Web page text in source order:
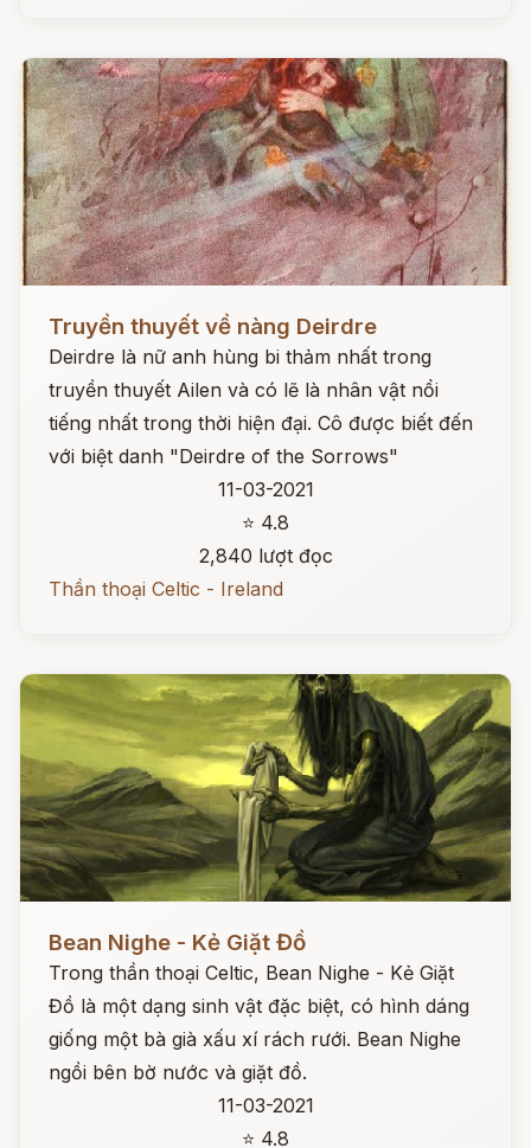
Đọc ngay
Truyền thuyết về nàng Deirdre
Deirdre là nữ anh hùng bi thảm nhất trong
truyền thuyết Ailen và có lẽ là nhân vật nổi
tiếng nhất trong thời hiện đại. Cô được biết đến
với biệt danh "Deirdre of the Sorrows"
11-03-2021
⭐ 4.8
2,840 lượt đọc
Thần thoại Celtic - Ireland
Bean Nighe - Kẻ Giặt Đồ
Trong thần thoại Celtic, Bean Nighe - Kẻ Giặt
Đồ là một dạng sinh vật đặc biệt, có hình dáng
giống một bà già xấu xí rách rưới. Bean Nighe
ngồi bên bờ nước và giặt đồ.
11-03-2021
⭐ 4.8